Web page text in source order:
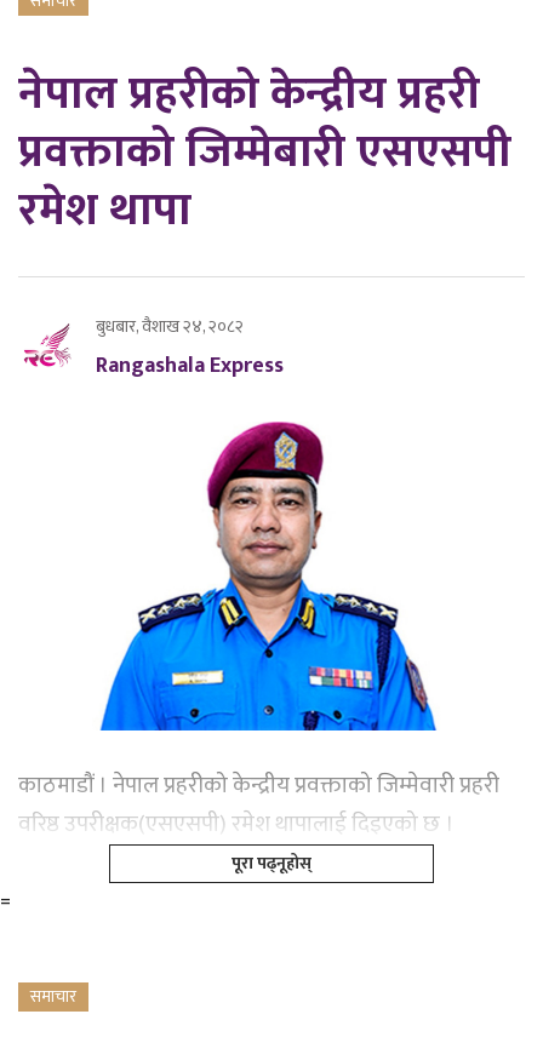
नेपाल प्रहरीको केन्द्रीय प्रहरी
प्रवक्ताको जिम्मेबारी एसएसपी
रमेश थापा
बुधबार, वैशाख २४, २०८२
Rangashala Express
काठमाडौं । नेपाल प्रहरीको केन्द्रीय प्रवक्ताको जिम्मेवारी प्रहरी
वरिष्ठ उपरीक्षक(एसएसपी) रमेश थापालाई दिइएको छ ।
पूरा पढ्नूहोस्
=
समाचार